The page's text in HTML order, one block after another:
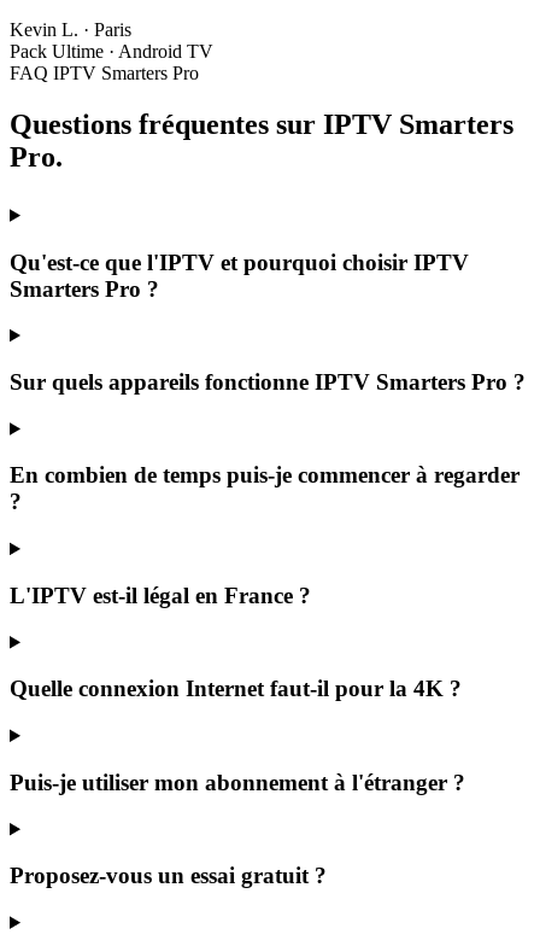
Kevin L. · Paris
Pack Ultime · Android TV
FAQ IPTV Smarters Pro
Questions fréquentes sur IPTV Smarters
Pro.
Qu'est-ce que l'IPTV et pourquoi choisir IPTV
Smarters Pro ?
Sur quels appareils fonctionne IPTV Smarters Pro ?
En combien de temps puis-je commencer à regarder
?
L'IPTV est-il légal en France ?
Quelle connexion Internet faut-il pour la 4K ?
Puis-je utiliser mon abonnement à l'étranger ?
Proposez-vous un essai gratuit ?